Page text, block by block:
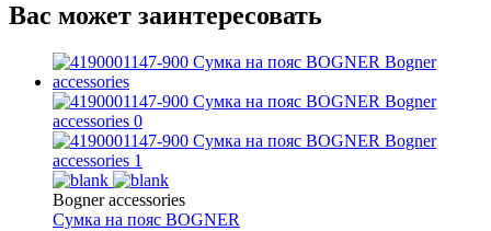
Вас может заинтересовать
Bogner accessories
Сумка на пояс BOGNER